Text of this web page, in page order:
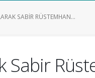
SABIR RÜSTEMHAN...